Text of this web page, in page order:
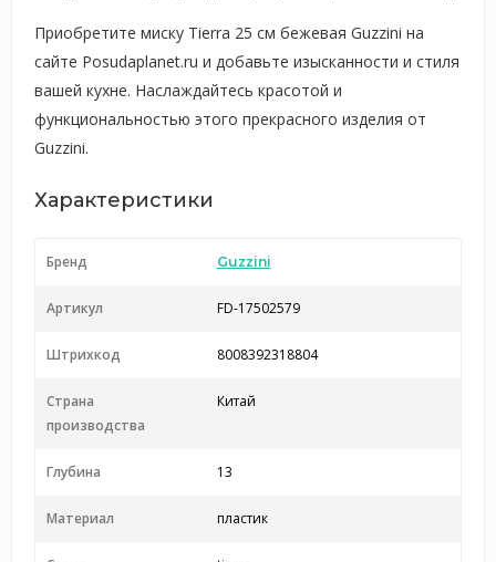
Приобретите миску Tierra 25 см бежевая Guzzini на
сайте Posudaplanet.ru и добавьте изысканности и стиля
вашей кухне. Наслаждайтесь красотой и
функциональностью этого прекрасного изделия от
Guzzini.
Характеристики
Бренд Guzzini
Артикул FD-17502579
Штрихкод 8008392318804
Страна
производства
Китай
Глубина 13
Материал пластик